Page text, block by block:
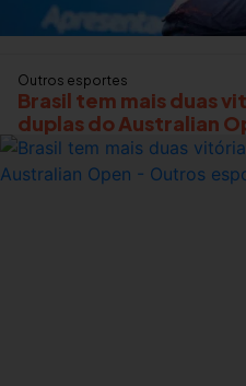
Outros esportes
Brasil tem mais duas
duplas do Australian